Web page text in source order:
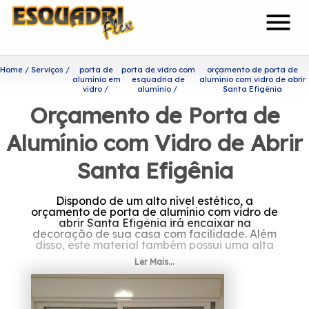
menu
Home Serviços
porta de
alumínio em
vidro
porta de vidro com
esquadria de
alumínio
orçamento de porta de
alumínio com vidro de abrir
Santa Efigênia
Orçamento de Porta de
Alumínio com Vidro de Abrir
Santa Efigênia
Dispondo de um alto nível estético, a
orçamento de porta de alumínio com vidro de
abrir Santa Efigênia irá encaixar na
decoração de sua casa com facilidade. Além
disso, este material também possui uma alta
durabilidade, que é capaz de garantir um
uso mais prolongado do produto.
Quer saber mais sobre
Ler Mais...